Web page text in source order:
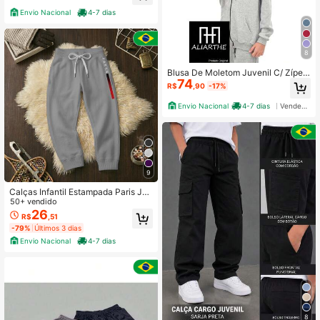
o 2 Ao GG
Envio Nacional 4-7 dias
9
Calças Infantil Estampada Paris Jog
ger Moletom Longa Casual Punho F
lanelado Inverno Wide Leg Do Tam
anho 6 ao 16
50+ vendido
R$26 ,51
-79% Últimos 3 dias
Envio Nacional
4-7 dias
8
Blusa De Moletom Juvenil C/ Zíper
Menino Menina Jaqueta
R$74 ,90 -17%
Envio Nacional 4-7 dias
8